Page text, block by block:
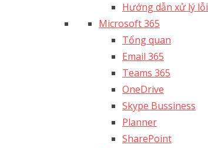
Hướng dẫn xử lý lỗi
Microsoft 365
Tổng quan
Email 365
Teams 365
OneDrive
Skype Bussiness
Planner
SharePoint